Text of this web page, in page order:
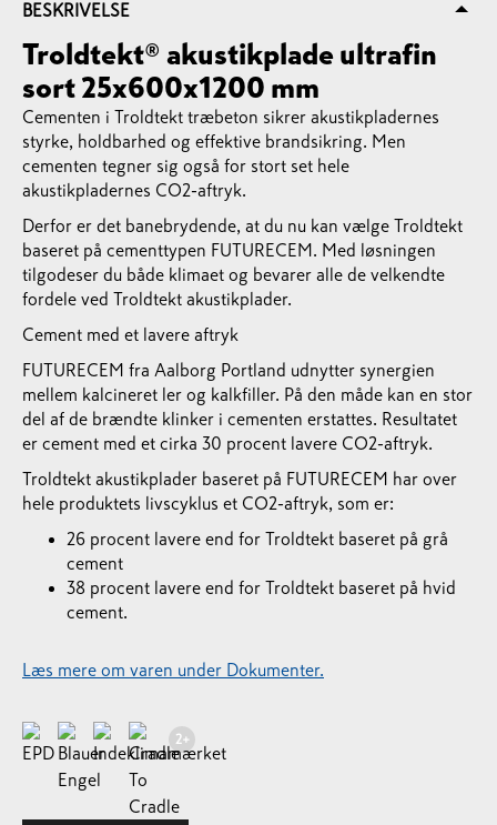
BESKRIVELSE
Troldtekt® akustikplade ultrafin
sort 25x600x1200 mm
Cementen i Troldtekt træbeton sikrer akustikpladernes
styrke, holdbarhed og effektive brandsikring. Men
cementen tegner sig også for stort set hele
akustikpladernes CO2-aftryk.
Derfor er det banebrydende, at du nu kan vælge Troldtekt
baseret på cementtypen FUTURECEM. Med løsningen
tilgodeser du både klimaet og bevarer alle de velkendte
fordele ved Troldtekt akustikplader.
Cement med et lavere aftryk
FUTURECEM fra Aalborg Portland udnytter synergien
mellem kalcineret ler og kalkfiller. På den måde kan en stor
del af de brændte klinker i cementen erstattes. Resultatet
er cement med et cirka 30 procent lavere CO2-aftryk.
Troldtekt akustikplader baseret på FUTURECEM har over
hele produktets livscyklus et CO2-aftryk, som er:
26 procent lavere end for Troldtekt baseret på grå
cement
38 procent lavere end for Troldtekt baseret på hvid
cement.
Læs mere om varen under Dokumenter.
2+